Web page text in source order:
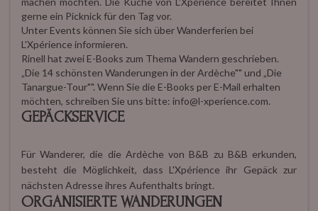
gerne ein Picknick für den Tag vor.
Unter Events können Sie sich über Wanderferien bei
L'Xpérience informieren.
Rinell hat zwei E-Books zum Thema Wandern geschrieben.
„Die 14 schönsten Wanderungen in der Ardèche"" und „Die
Tanargue-Tour"". Wenn Sie die E-Books per E-Mail erhalten
möchten, schreiben Sie uns bitte: info@l-xperience.com.
GEPÄCKSERVICE
Für Wanderer, die die Ardèche von B&B zu B&B erkunden,
besteht die Möglichkeit, dass L'Xpérience ihr Gepäck zur
nächsten Adresse ihres Aufenthalts bringt.
ORGANISIERTE WANDERUNGEN